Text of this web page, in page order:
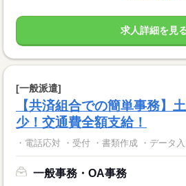
求人詳細を見
[一般派遣]
【共済組合での簡単事務】
少！交通費全額支給！
・電話応対 ・受付 ・書類作成 ・データ
一般事務・OA事務